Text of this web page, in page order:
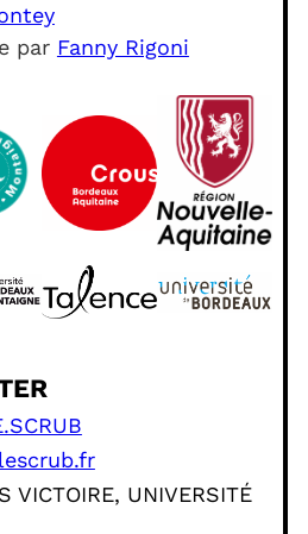
par Fanny Rigoni
VICTOIRE, UNIVERSITÉ